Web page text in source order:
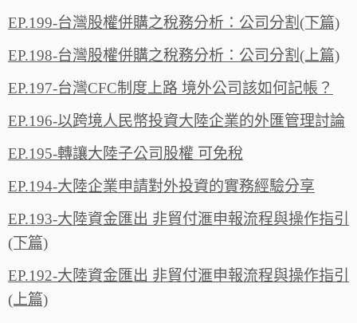
EP.199-台灣股權併購之稅務分析：公司分割(下篇)
EP.198-台灣股權併購之稅務分析：公司分割(上篇)
EP.197-台灣CFC制度上路 境外公司該如何記帳？
EP.196-以跨境人民幣投資大陸企業的外匯管理討論
EP.195-轉讓大陸子公司股權 可免稅
EP.194-大陸企業申請對外投資的實務經驗分享
EP.193-大陸資金匯出 非貿付滙申報流程與操作指引
(下篇)
EP.192-大陸資金匯出 非貿付滙申報流程與操作指引
(上篇)